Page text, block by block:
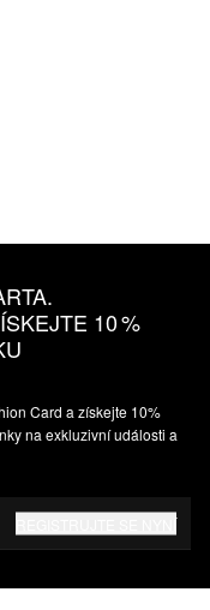
10 %
Card a získejte 10%
na exkluzivní události a